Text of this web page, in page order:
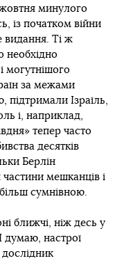
минулого
із початком війни
видання. Ті ж
необхідно
могутнішого
за межами
підтримали Ізраїль,
і, наприклад,
тепер часто
десятків
Берлін
мешканців і
більш сумнівною.
ближчі, ніж десь у
настрої